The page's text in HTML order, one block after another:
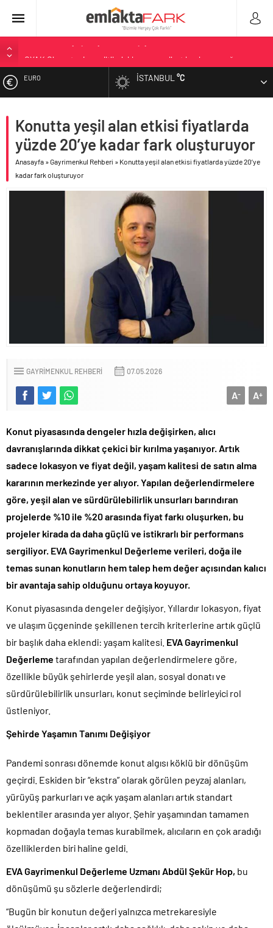
Geberit Info Showroom, yaklaşık 300 sektör profesyonelini
gelişimini destekliyor
Birleşik Arap Emirlikleri’nin ilk yüksek hızlı demiryolu projesine
Kalyon İnşaat imzası
İV Kandilli’de yaşam yakında başlıyor
EURO
BIST
İSTANBUL°C
Konutta yeşil alan etkisi fiyatlarda
yüzde 20’ye kadar fark oluşturuyor
Anasayfa »Gayrimenkul Rehberi » Konutta yeşil alan etkisi fiyatlarda yüzde 20’ye
kadar fark oluşturuyor
GAYRIMENKUL REHBERI 07.05.2026
A+
A-
Konut piyasasında dengeler hızla değişirken, alıcı
davranışlarında dikkat çekici bir kırılma yaşanıyor. Artık
sadece lokasyon ve fiyat değil, yaşam kalitesi de satın alma
kararının merkezinde yer alıyor. Yapılan değerlendirmelere
göre, yeşil alan ve sürdürülebilirlik unsurları barındıran
projelerde %10 ile %20 arasında fiyat farkı oluşurken, bu
projeler kirada da daha güçlü ve istikrarlı bir performans
sergiliyor. EVA Gayrimenkul Değerleme verileri, doğa ile
temas sunan konutların hem talep hem değer açısından kalıcı
bir avantaja sahip olduğunu ortaya koyuyor.
Konut piyasasında dengeler değişiyor. Yıllardır lokasyon, fiyat
ve ulaşım üçgeninde şekillenen tercih kriterlerine artık güçlü
bir başlık daha eklendi: yaşam kalitesi. EVA Gayrimenkul
Değerleme tarafından yapılan değerlendirmelere göre,
özellikle büyük şehirlerde yeşil alan, sosyal donatı ve
sürdürülebilirlik unsurları, konut seçiminde belirleyici rol
üstleniyor.
Şehirde Yaşamın Tanımı Değişiyor
Pandemi sonrası dönemde konut algısı köklü bir dönüşüm
geçirdi. Eskiden bir “ekstra” olarak görülen peyzaj alanları,
yürüyüş parkurları ve açık yaşam alanları artık standart
beklentiler arasında yer alıyor. Şehir yaşamından tamamen
kopmadan doğayla temas kurabilmek, alıcıların en çok aradığı
özelliklerden biri haline geldi.
EVA Gayrimenkul Değerleme Uzmanı Abdül Şekür Hop, bu
dönüşümü şu sözlerle değerlendirdi;
“Bugün bir konutun değeri yalnızca metrekaresiyle